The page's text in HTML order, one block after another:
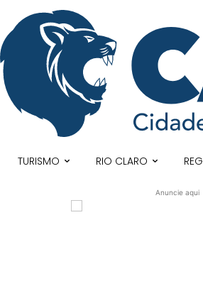
TURISMO RIO CLARO
Anuncie aqui